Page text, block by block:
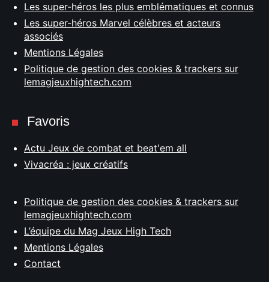
Les super-héros les plus emblématiques et connus
Les super-héros Marvel célèbres et acteurs
associés
Mentions Légales
Politique de gestion des cookies & trackers sur
lemagjeuxhightech.com
Favoris
Actu Jeux de combat et beat'em all
Vivacréa : jeux créatifs
Politique de gestion des cookies & trackers sur
lemagjeuxhightech.com
L’équipe du Mag Jeux High Tech
Mentions Légales
Contact